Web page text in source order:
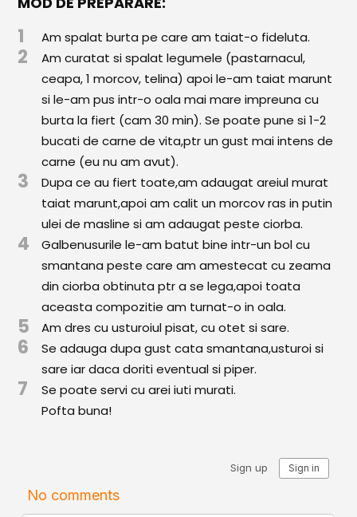
Salate
Sandwichuri și Wraps
Supe și Ciorbe
Rețete Video
Comunitatea
iCooking
Librărie
Adaugă o rețetă
Cum adăugăm o rețetă
Regulament de postare
CONCURS
1 Am spalat burta pe care am taiat-o fideluta.
2
Am curatat si spalat legumele (pastarnacul,
ceapa, 1 morcov, telina) apoi le-am taiat marunt
si le-am pus intr-o oala mai mare impreuna cu
burta la fiert (cam 30 min). Se poate pune si 1-2
bucati de carne de vita,ptr un gust mai intens de
carne (eu nu am avut).
3
Dupa ce au fiert toate,am adaugat areiul murat
taiat marunt,apoi am calit un morcov ras in putin
ulei de masline si am adaugat peste ciorba.
4
Galbenusurile le-am batut bine intr-un bol cu
smantana peste care am amestecat cu zeama
din ciorba obtinuta ptr a se lega,apoi toata
aceasta compozitie am turnat-o in oala.
5 Am dres cu usturoiul pisat, cu otet si sare.
6
Se adauga dupa gust cata smantana,usturoi si
sare iar daca doriti eventual si piper.
7
Se poate servi cu arei iuti murati.
Pofta buna!